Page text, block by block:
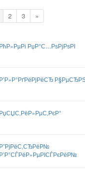
2 3 »
РћР»РµРі РџР°С…РѕРјРѕРІ
Р’Р»Р°РґРёРјРёСЂ
РџСЏС‚РёР»РµС‚РєР°
Р”РјРёС‚СЂРёР№
Р’Р°СЃРёР»РµРІСЃРєРёР№